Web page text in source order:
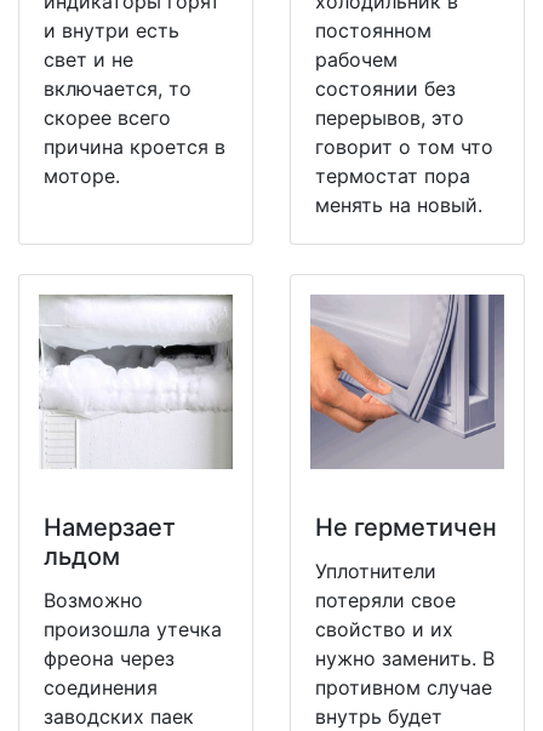
и внутри есть
свет и не
включается, то
скорее всего
причина кроется в
моторе.
постоянном
рабочем
состоянии без
перерывов, это
говорит о том что
термостат пора
менять на новый.
Намерзает
льдом
Возможно
произошла утечка
фреона через
соединения
заводских паек
Не герметичен
Уплотнители
потеряли свое
свойство и их
нужно заменить. В
противном случае
внутрь будет